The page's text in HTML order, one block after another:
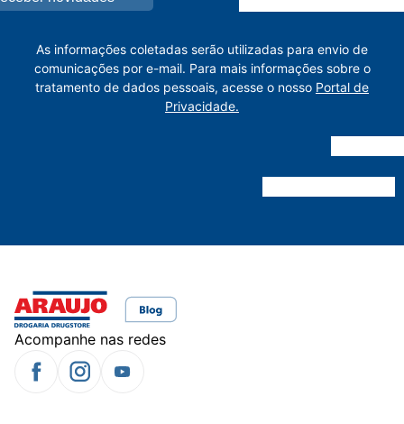
As informações coletadas serão utilizadas para envio de
comunicações por e-mail. Para mais informações sobre o
tratamento de dados pessoais, acesse o nosso Portal de
Privacidade.
Acompanhe nas redes